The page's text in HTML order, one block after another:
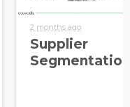
2 months ago
Supplier